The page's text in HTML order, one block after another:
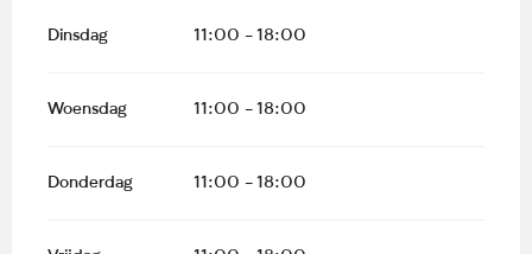
Dinsdag 11:00 - 18:00
Woensdag 11:00 - 18:00
Donderdag 11:00 - 18:00